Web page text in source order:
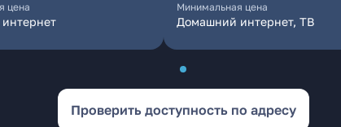
цена Минимальная цена
Домашний интернет, ТВ
Проверить доступность по адресу